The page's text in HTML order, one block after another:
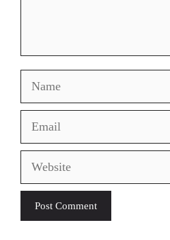
Name
Email
Website